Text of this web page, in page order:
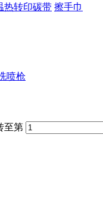
热转印碳带 擦手巾
至第